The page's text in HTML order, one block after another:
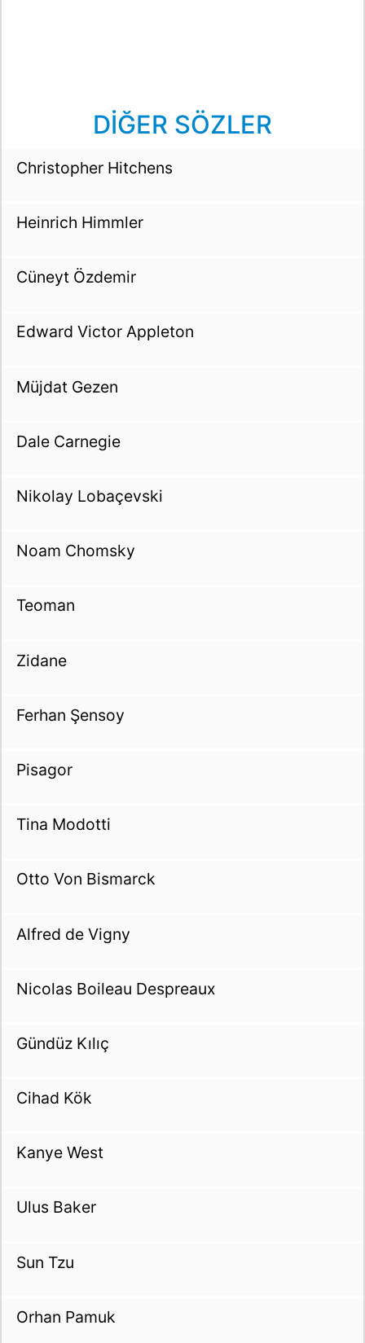
DİĞER SÖZLER
Christopher Hitchens
Heinrich Himmler
Cüneyt Özdemir
Edward Victor Appleton
Müjdat Gezen
Dale Carnegie
Nikolay Lobaçevski
Noam Chomsky
Teoman
Zidane
Ferhan Şensoy
Pisagor
Tina Modotti
Otto Von Bismarck
Alfred de Vigny
Nicolas Boileau Despreaux
Gündüz Kılıç
Cihad Kök
Kanye West
Ulus Baker
Sun Tzu
Orhan Pamuk